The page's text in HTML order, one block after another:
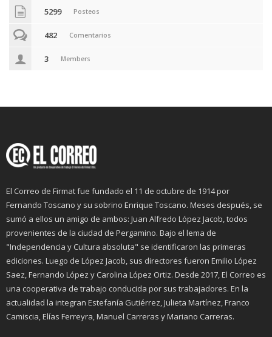
5299 Posteos
482 Comentarios
3 Members
El Correo de Firmat fue fundado el 11 de octubre de 1914 por
Fernando Toscano y su sobrino Enrique Toscano. Meses después, se
sumó a ellos un amigo de ambos: Juan Alfredo López Jacob, todos
provenientes de la ciudad de Pergamino. Bajo el lema de
"Independencia y Cultura absoluta" se identificaron las primeras
ediciones. Luego de López Jacob, sus directores fueron Emilio López
Saez, Fernando López y Carolina López Ortiz. Desde 2017, El Correo es
una cooperativa de trabajo conducida por sus trabajadores. En la
actualidad la integran Estefanía Gutiérrez, Julieta Martínez, Franco
Camiscia, Elías Ferreyra, Manuel Carreras y Mariano Carreras.